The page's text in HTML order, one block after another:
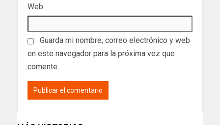
Web
Guarda mi nombre, correo electrónico y web
en este navegador para la próxima vez que
comente.